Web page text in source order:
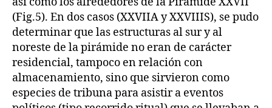
(Fig.5). En dos casos (XXVIIA y XXVIIIS), se pudo
determinar que las estructuras al sur y al
noreste de la pirámide no eran de carácter
residencial, tampoco en relación con
almacenamiento, sino que sirvieron como
especies de tribuna para asistir a eventos